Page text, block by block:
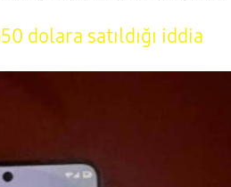
dolara satıldığı iddia